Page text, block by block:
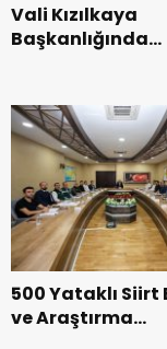
Vali Kızılkaya
Başkanlığında
500 Yataklı Siirt
ve Araştırma